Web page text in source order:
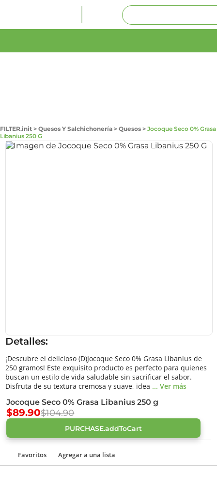
FILTER.init > Quesos Y Salchichonería > Quesos > Jocoque Seco 0% Grasa
Libanius 250 G
Detalles:
¡Descubre el delicioso (D)Jocoque Seco 0% Grasa Libanius de
250 gramos! Este exquisito producto es perfecto para quienes
buscan un estilo de vida saludable sin sacrificar el sabor.
Disfruta de su textura cremosa y suave, idea ... Ver más
Jocoque Seco 0% Grasa Libanius 250 g
$89.90$104.90
PURCHASE.addToCart
Favoritos Agregar a una lista